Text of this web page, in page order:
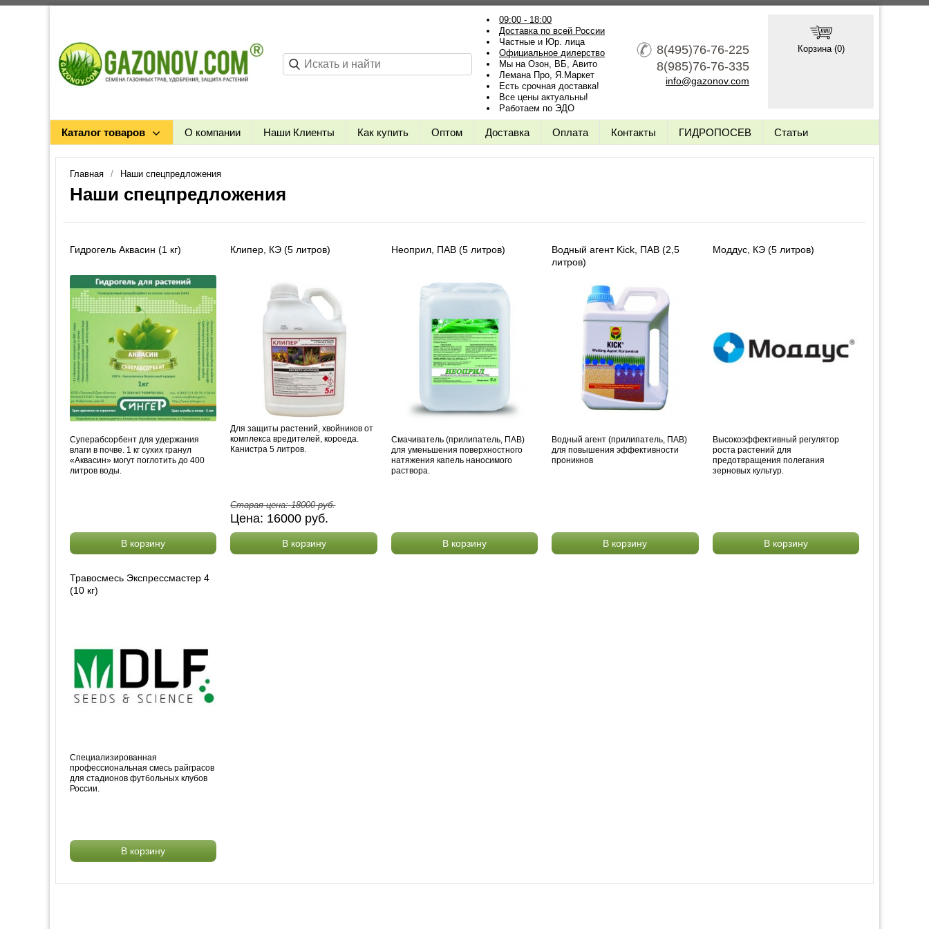
09:00 - 18:00
Доставка по всей России
Частные и Юр. лица
Официальное дилерство
Мы на Озон, ВБ, Авито
Лемана Про, Я.Маркет
Есть срочная доставка!
Все цены актуальны!
Работаем по ЭДО
8(495)76-76-225
8(985)76-76-335
info@gazonov.com
Корзина (0)
Каталог товаров О компании Наши Клиенты Как купить Оптом Доставка Оплата Контакты ГИДРОПОСЕВ Статьи
Главная Наши спецпредложения
Наши спецпредложения
Гидрогель Аквасин (1 кг)
Суперабсорбент для удержания
влаги в почве. 1 кг сухих гранул
«Аквасин» могут поглотить до 400
литров воды.
В корзину
Клипер, КЭ (5 литров)
Для защиты растений, хвойников от
комплекса вредителей, короеда.
Канистра 5 литров.
Старая цена:18000руб.
Цена: 16000 руб.
В корзину
Неоприл, ПАВ (5 литров)
Смачиватель (прилипатель, ПАВ)
для уменьшения поверхностного
натяжения капель наносимого
раствора.
В корзину
Водный агент Kick, ПАВ (2,5
литров)
Водный агент (прилипатель, ПАВ)
для повышения эффективности
проникнов
В корзину
Моддус, КЭ (5 литров)
Высокоэффективный регулятор
роста растений для
предотвращения полегания
зерновых культур.
В корзину
Травосмесь Экспрессмастер 4
(10 кг)
Специализированная
профессиональная смесь райграсов
для стадионов футбольных клубов
России.
В корзину